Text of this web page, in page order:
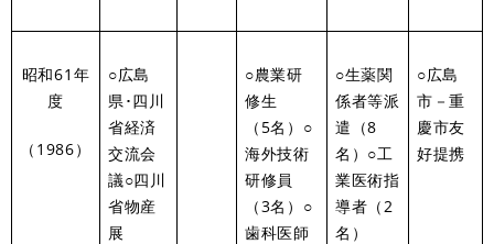
昭和61年
度
（1986）
○広島
県･四川
省経済
交流会
議○四川
省物産
展
○農業研
修生
（5名）○
海外技術
研修員
（3名）○
歯科医師
○生薬関
係者等派
遣（8
名）○工
業医術指
導者（2
名）
○広島
市－重
慶市友
好提携